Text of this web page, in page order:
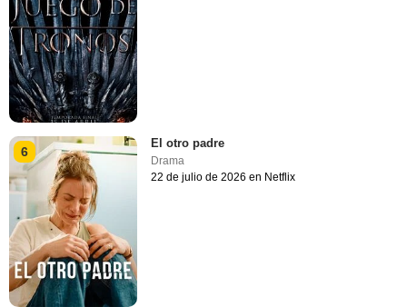
6
El otro padre
Drama
22 de julio de 2026 en Netflix